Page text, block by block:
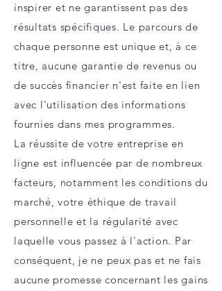
inspirer et ne garantissent pas des
résultats spécifiques. Le parcours de
chaque personne est unique et, à ce
titre, aucune garantie de revenus ou
de succès financier n'est faite en lien
avec l'utilisation des informations
fournies dans mes programmes.
La réussite de votre entreprise en
ligne est influencée par de nombreux
facteurs, notamment les conditions du
marché, votre éthique de travail
personnelle et la régularité avec
laquelle vous passez à l'action. Par
conséquent, je ne peux pas et ne fais
aucune promesse concernant les gains